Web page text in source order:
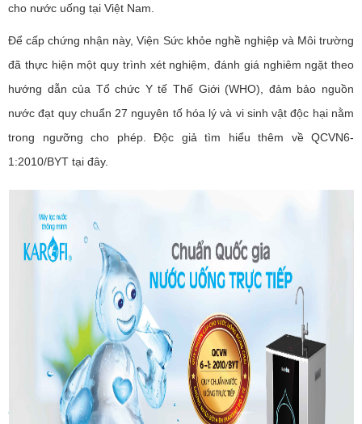
cho nước uống tại Việt Nam.
Để cấp chứng nhận này, Viện Sức khỏe nghề nghiệp và Môi trường
đã thực hiện một quy trình xét nghiệm, đánh giá nghiêm ngặt theo
hướng dẫn của Tổ chức Y tế Thế Giới (WHO), đảm bảo nguồn
nước đạt quy chuẩn 27 nguyên tố hóa lý và vi sinh vật độc hại nằm
trong ngưỡng cho phép. Độc giả tìm hiểu thêm về QCVN6-
1:2010/BYT tại đây.